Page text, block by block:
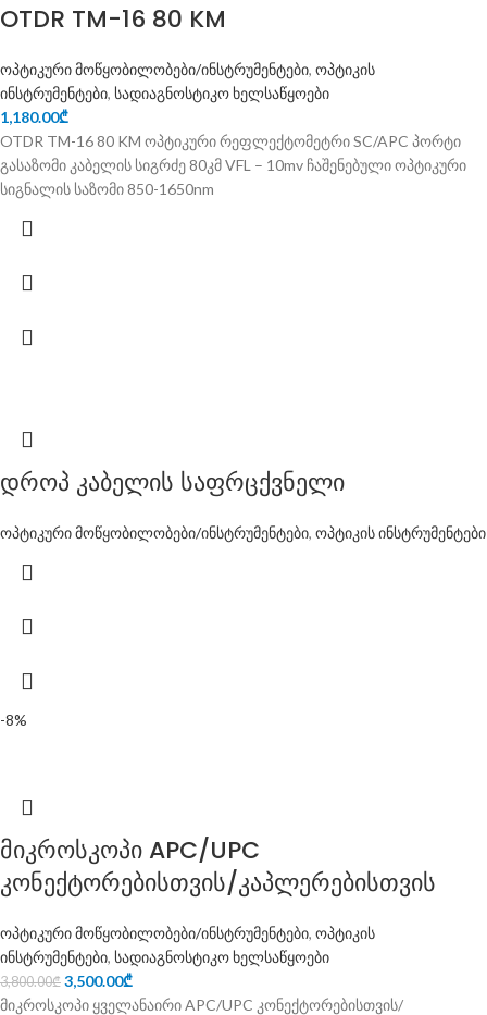
OTDR TM-16 80 KM
ოპტიკური მოწყობილობები/ინსტრუმენტები, ოპტიკის
ინსტრუმენტები, სადიაგნოსტიკო ხელსაწყოები
1,180.00₾
OTDR TM-16 80 KM ოპტიკური რეფლექტომეტრი SC/APC პორტი
გასაზომი კაბელის სიგრძე 80კმ VFL – 10mv ჩაშენებული ოპტიკური
სიგნალის საზომი 850-1650nm
დროპ კაბელის საფრცქვნელი
ოპტიკური მოწყობილობები/ინსტრუმენტები, ოპტიკის ინსტრუმენტები
-8%
მიკროსკოპი APC/UPC
კონექტორებისთვის/კაპლერებისთვის
ოპტიკური მოწყობილობები/ინსტრუმენტები, ოპტიკის
ინსტრუმენტები, სადიაგნოსტიკო ხელსაწყოები
3,800.00₾ 3,500.00₾
მიკროსკოპი ყველანაირი APC/UPC კონექტორებისთვის/